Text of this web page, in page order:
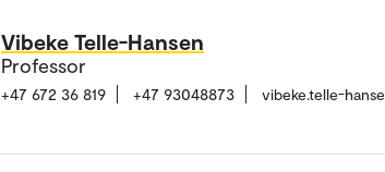
Vibeke Telle-Hansen
Professor
+47 672 36 819 +47 93048873 vibeke.telle-